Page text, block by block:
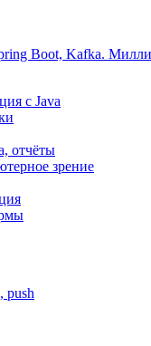
Boot, Kafka.
с Java
отчёты
зрение
push